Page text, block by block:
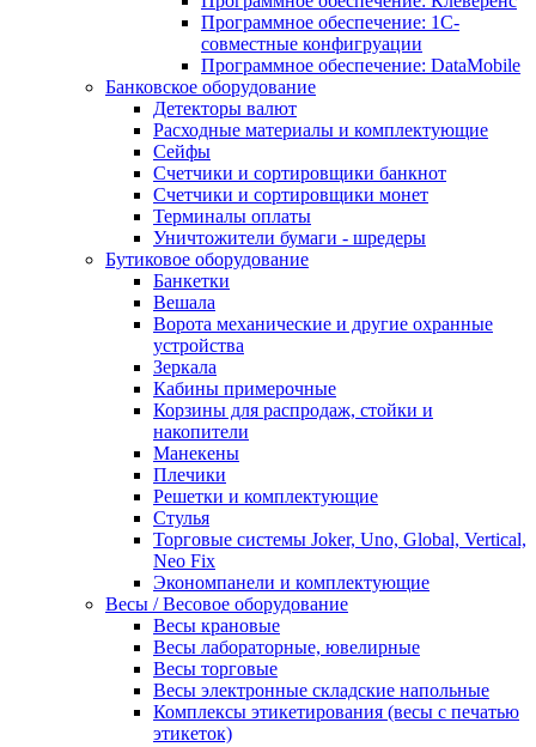
Программное обеспечение: 1С-
совместные конфигруации
Программное обеспечение: DataMobile
Банковское оборудование
Детекторы валют
Расходные материалы и комплектующие
Сейфы
Счетчики и сортировщики банкнот
Счетчики и сортировщики монет
Терминалы оплаты
Уничтожители бумаги - шредеры
Бутиковое оборудование
Банкетки
Вешала
Ворота механические и другие охранные
устройства
Зеркала
Кабины примерочные
Корзины для распродаж, стойки и
накопители
Манекены
Плечики
Решетки и комплектующие
Стулья
Торговые системы Joker, Uno, Global, Vertical,
Neo Fix
Экономпанели и комплектующие
Весы / Весовое оборудование
Весы крановые
Весы лабораторные, ювелирные
Весы торговые
Весы электронные складские напольные
Комплексы этикетирования (весы с печатью
этикеток)